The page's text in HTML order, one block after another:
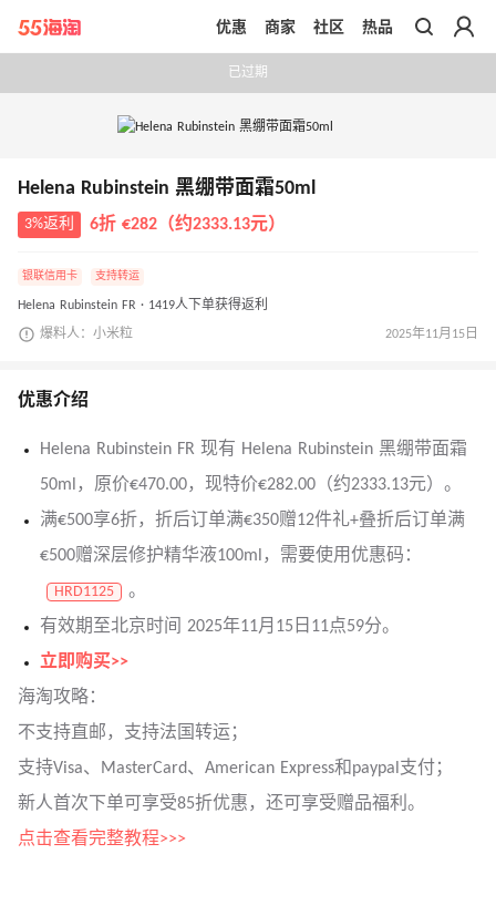
带你去官网买正品
优惠 商家 社区 热品
已过期
Helena Rubinstein 黑绷带面霜50ml
3%返利 6折 €282（约2333.13元）
银联信用卡 支持转运
Helena Rubinstein FR · 1419人下单获得返利
爆料人：小米粒 2025年11月15日
优惠介绍
Helena Rubinstein FR 现有 Helena Rubinstein 黑绷带面霜
50ml，原价€470.00，现特价€282.00（约2333.13元）。
满€500享6折，折后订单满€350赠12件礼+叠折后订单满
€500赠深层修护精华液100ml，需要使用优惠码：
HRD1125
。
有效期至北京时间 2025年11月15日11点59分。
立即购买>>
海淘攻略：
不支持直邮，支持法国转运；
支持Visa、MasterCard、American Express和paypal支付；
新人首次下单可享受85折优惠，还可享受赠品福利。
点击查看完整教程>>>